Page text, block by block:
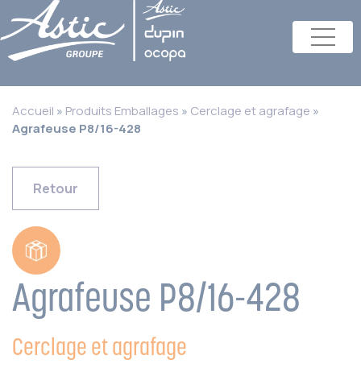
Accueil » Produits Emballages » Cerclage et agrafage »
Agrafeuse P8/16-428
Retour
Agrafeuse P8/16-428
Cerclage et agrafage